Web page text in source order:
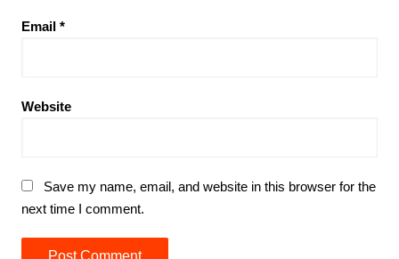
Email *
Website
Save my name, email, and website in this browser for the
next time I comment.